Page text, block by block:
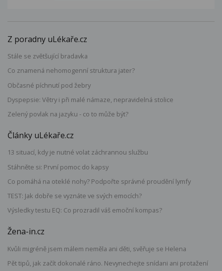
Z poradny uLékaře.cz
Stále se zvětšující bradavka
Co znamená nehomogenní struktura jater?
Občasné píchnutí pod žebry
Dyspepsie: Větry i při malé námaze, nepravidelná stolice
Zelený povlak na jazyku - co to může být?
Články uLékaře.cz
13 situací, kdy je nutné volat záchrannou službu
Stáhněte si: První pomoc do kapsy
Co pomáhá na oteklé nohy? Podpořte správné proudění lymfy
TEST: Jak dobře se vyznáte ve svých emocích?
Výsledky testu EQ: Co prozradil váš emoční kompas?
Žena-in.cz
Kvůli migréně jsem málem neměla ani děti, svěřuje se Helena
Pět tipů, jak začít dokonalé ráno. Nevynechejte snídani ani protažení